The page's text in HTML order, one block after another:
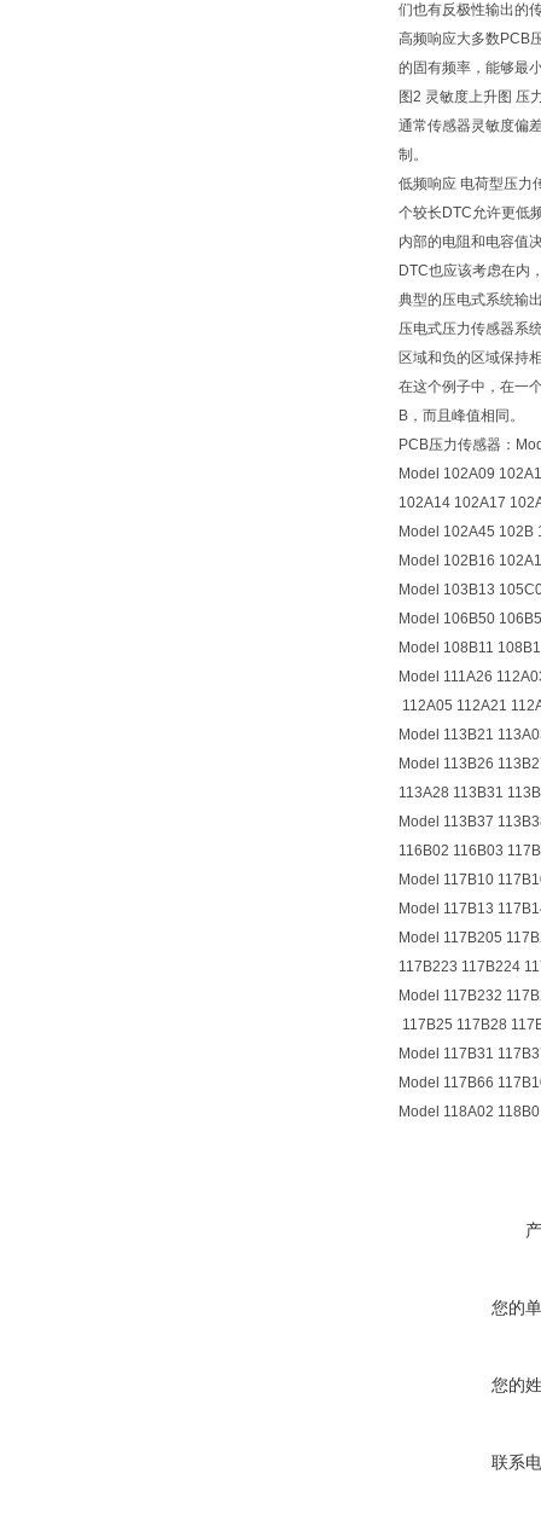
们也有反极性输出的
高频响应大多数PCB
的固有频率，能够最
图2 灵敏度上升图 压
通常传感器灵敏度偏
制。
低频响应 电荷型压力
个较长DTC允许更
内部的电阻和电容值
DTC也应该考虑在内
典型的压电式系统输
压电式压力传感器系
区域和负的区域保持
在这个例子中，在一
B，而且峰值相同。
PCB压力传感器：
Model 102A09
102A14 102A17
Model 102A45 102B
Model 102B16
Model 103B13
Model 106B50
Model 108B11
Model 111A26
112A05 112A21
Model 113B21
Model 113B26
113A28 113B31
Model 113B37
116B02 116B03
Model 117B10
Model 117B13
Model 117B205
117B223 117B224
Model 117B232
117B25 117B28
Model 117B31
Model 117B66
Model 118A02
您的
您的
联系